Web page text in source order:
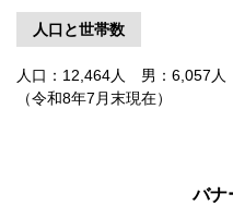
人口と世帯数
人口： 12,464人 男： 6,057人
（令和8年7月末現在）
バナ